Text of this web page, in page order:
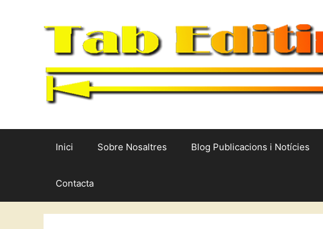
Inici Sobre Nosaltres Blog Publicacions i Notícies
Contacta